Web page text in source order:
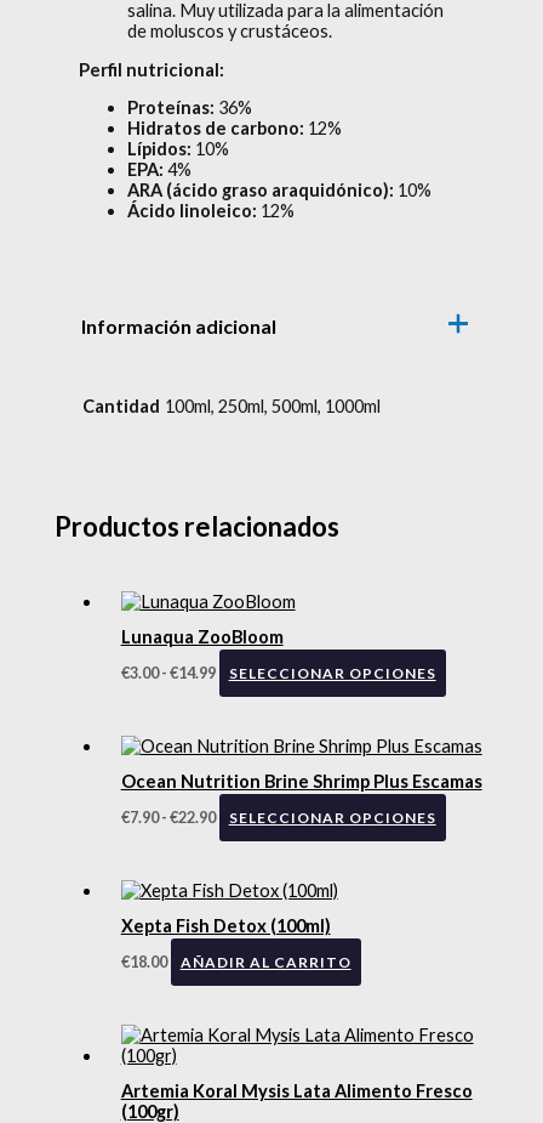
salina. Muy utilizada para la alimentación
de moluscos y crustáceos.
Perfil nutricional:
Proteínas: 36%
Hidratos de carbono: 12%
Lípidos: 10%
EPA: 4%
ARA (ácido graso araquidónico): 10%
Ácido linoleico: 12%
Información adicional
Cantidad 100ml, 250ml, 500ml, 1000ml
Productos relacionados
Lunaqua ZooBloom
€3.00 -€14.99 SELECCIONAR OPCIONES
Ocean Nutrition Brine Shrimp Plus Escamas
€7.90 -€22.90 SELECCIONAR OPCIONES
Xepta Fish Detox (100ml)
€18.00 AÑADIR AL CARRITO
Artemia Koral Mysis Lata Alimento Fresco
(100gr)